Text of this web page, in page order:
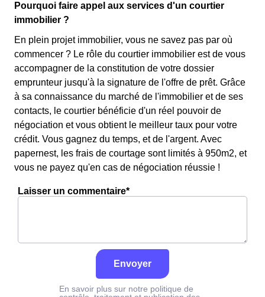
Pourquoi faire appel aux services d'un courtier
immobilier ?
En plein projet immobilier, vous ne savez pas par où
commencer ? Le rôle du courtier immobilier est de vous
accompagner de la constitution de votre dossier
emprunteur jusqu'à la signature de l'offre de prêt. Grâce
à sa connaissance du marché de l'immobilier et de ses
contacts, le courtier bénéficie d'un réel pouvoir de
négociation et vous obtient le meilleur taux pour votre
crédit. Vous gagnez du temps, et de l'argent. Avec
papernest, les frais de courtage sont limités à 950m2, et
vous ne payez qu'en cas de négociation réussie !
Laisser un commentaire*
Envoyer
En savoir plus sur notre politique de